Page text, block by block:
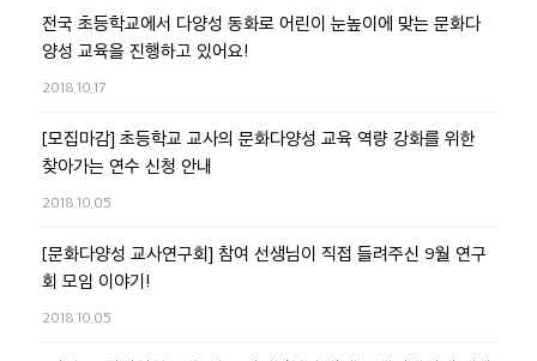
전국 초등학교에서 다양성 동화로 어린이 눈높이에 맞는 문화다
양성 교육을 진행하고 있어요!
2018.10.17
[모집마감] 초등학교 교사의 문화다양성 교육 역량 강화를 위한
찾아가는 연수 신청 안내
2018.10.05
[문화다양성 교사연구회] 참여 선생님이 직접 들려주신 9월 연구
회 모임 이야기!
2018.10.05